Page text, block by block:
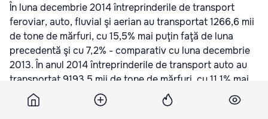
În luna decembrie 2014 întreprinderile de transport
feroviar, auto, fluvial şi aerian au transportat 1266,6 mii
de tone de mărfuri, cu 15,5% mai puţin faţă de luna
precedentă şi cu 7,2% - comparativ cu luna decembrie
2013. În anul 2014 întreprinderile de transport auto au
transportat 9193,5 mii de tone de mărfuri, cu 11,1% mai
mult faţă de anul 2013.